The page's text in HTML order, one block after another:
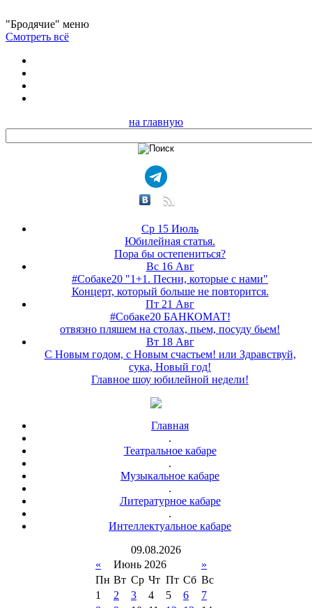
"Бродячие" меню
Смотреть всё
на главную
Ср 15 Июль
Юбилейная статья.
Пора бы остепениться?
Вс 16 Авг
#Собаке20 "1+1. Песни, которые с нами"
Концерт, который больше не повторится.
Пт 21 Авг
#Собаке20 БАНКОМАТ!
отвязно пляшем на столах, пьем, посуду бьем!
Вт 18 Авг
С Новым годом, с Новым счастьем! или Здравствуй,
сука, Новый год!
Главное шоу юбилейной недели!
Главная
.
Театральное кабаре
.
Музыкальное кабаре
.
Литературное кабаре
.
Интеллектуальное кабаре
09.08.2026
«
Июнь 2026
»
Пн Вт Ср Чт Пт Сб Вс
1
2 3 4 5 6
7